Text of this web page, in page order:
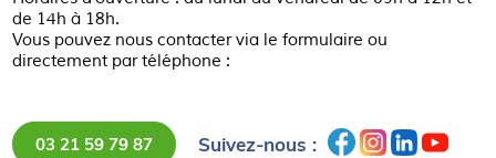
de 14h à 18h.
Vous pouvez nous contacter via le formulaire ou
directement par téléphone :
03 21 59 79 87 Suivez-nous :